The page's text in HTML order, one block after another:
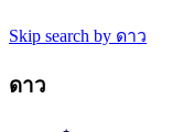
Skip search by ดาว
ดาว